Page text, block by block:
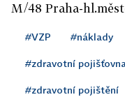
M/48 Praha-
M/51 Pardubice 15
#VZP #náklady
#zdravotní pojišťovna
#zdravotní pojištění